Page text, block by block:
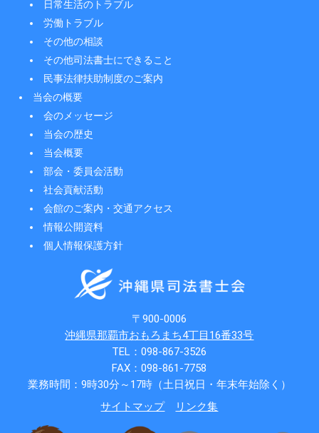
日常生活のトラブル
労働トラブル
その他の相談
その他司法書士にできること
民事法律扶助制度のご案内
当会の概要
会のメッセージ
当会の歴史
当会概要
部会・委員会活動
社会貢献活動
会館のご案内・交通アクセス
情報公開資料
個人情報保護方針
〒900-0006
沖縄県那覇市おもろまち4丁目16番33号
TEL：098-867-3526
FAX：098-861-7758
業務時間：9時30分～17時（土日祝日・年末年始除く）
サイトマップ
リンク集